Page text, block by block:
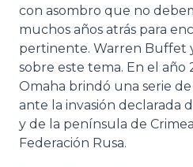
con asombro que no
muchos años atrás para
pertinente. Warren Buffet
sobre este tema. En el año
Omaha brindó una serie
ante la invasión declarada
y de la península de
Federación Rusa.